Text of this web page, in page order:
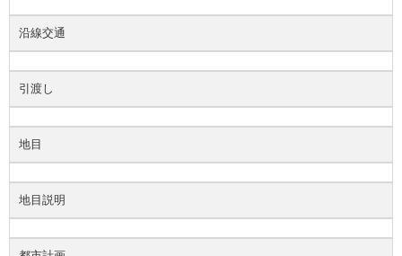
沿線交通
引渡し
地目
地目説明